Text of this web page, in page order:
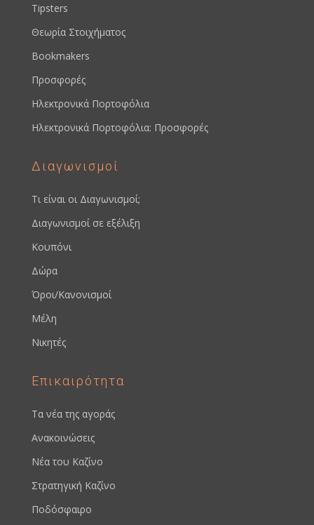
Tipsters
Θεωρία Στοιχήματος
Bookmakers
Προσφορές
Ηλεκτρονικά Πορτοφόλια
Ηλεκτρονικά Πορτοφόλια: Προσφορές
Διαγωνισμοί
Τι είναι οι Διαγωνισμοί;
Διαγωνισμοί σε εξέλιξη
Κουπόνι
Δώρα
Όροι/Κανονισμοί
Μέλη
Νικητές
Επικαιρότητα
Τα νέα της αγοράς
Ανακοινώσεις
Νέα του Καζίνο
Στρατηγική Καζίνο
Ποδόσφαιρο